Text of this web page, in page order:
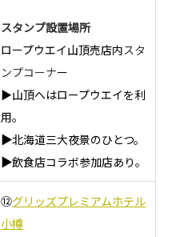
スタンプ設置場所
ロープウエイ山頂売店内スタ
ンプコーナー
▶山頂へはロープウエイを利
用。
▶北海道三大夜景のひとつ。
▶飲食店コラボ参加店あり。
⑫グリッズプレミアムホテル
小樽